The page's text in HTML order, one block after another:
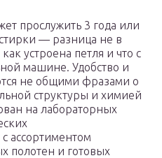
прослужить 3 года или
— разница не в
устроена петля и что с
машине. Удобство и
не общими фразами о
структуры и химией
на лабораторных
ассортиментом
полотен и готовых